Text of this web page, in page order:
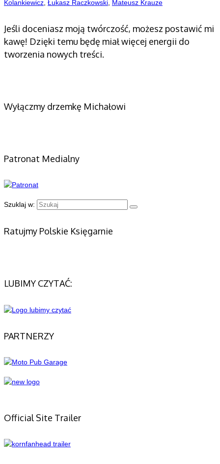
Kolankiewicz Łukasz Raczkowski Mateusz Krauze
Jeśli doceniasz moją twórczość, możesz postawić mi
kawę! Dzięki temu będę miał więcej energii do
tworzenia nowych treści.
Wyłączmy drzemkę Michałowi
Patronat Medialny
Szuklaj w:
Ratujmy Polskie Księgarnie
LUBIMY CZYTAĆ:
PARTNERZY
Official Site Trailer